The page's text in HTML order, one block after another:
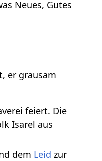
Neues, Gutes
er grausam
feiert. Die
Isarel aus
dem Leid zur